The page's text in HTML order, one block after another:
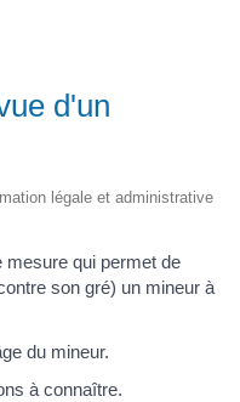
d'un
légale et administrative
mesure qui permet de
son gré) un mineur à
du mineur.
à connaître.